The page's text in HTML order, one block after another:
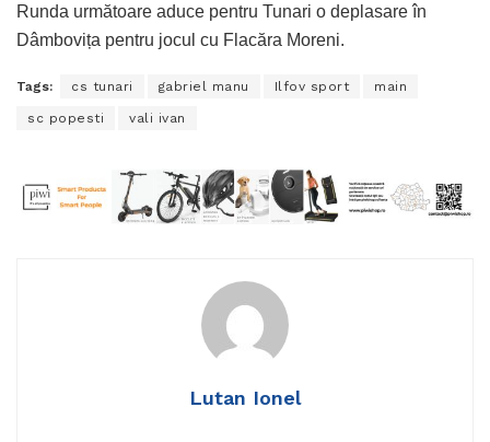
Runda următoare aduce pentru Tunari o deplasare în
Dâmbovița pentru jocul cu Flacăra Moreni.
Tags: cs tunari gabriel manu Ilfov sport main
sc popesti vali ivan
Lutan Ionel